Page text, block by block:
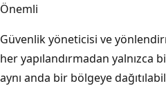
Önemli
Güvenlik yöneticisi ve
her yapılandırmadan
aynı anda bir bölgeye